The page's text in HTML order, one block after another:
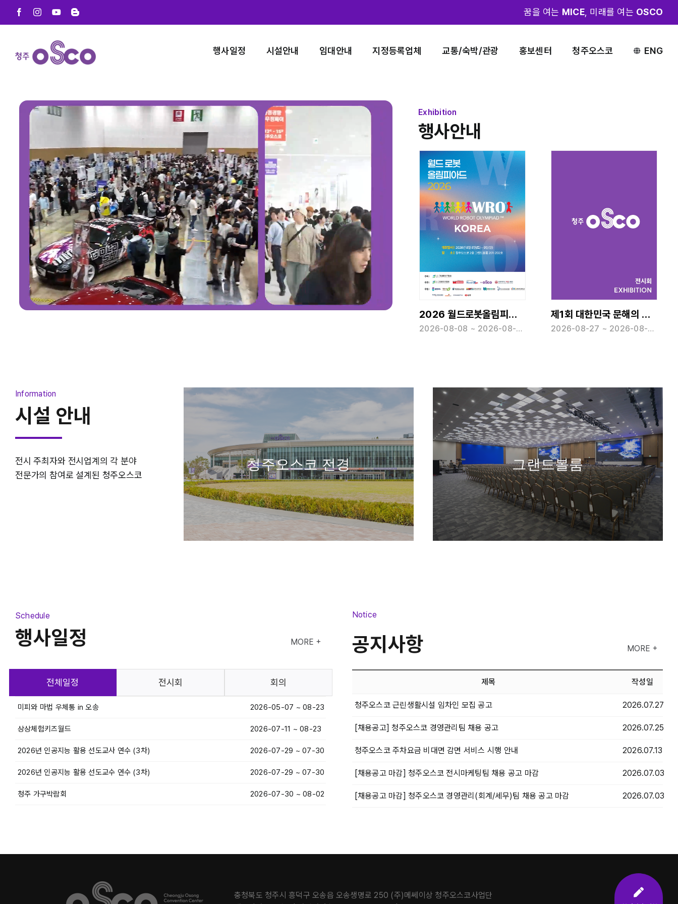
FacebookInstagramYouTubeBlogger 꿈을 여는 MICE, 미래를 여는 OSCO
행사일정 시설안내 임대안내 지정등록업체 교통/숙박/관광 홍보센터 청주오스코 ENG
Exhibition
행사안내
2026 청주펫친소 WRO KOREA 2026(월드로봇올림피아드 한국대회) 2026 월드로봇올림피아드 한국대회 2026 규제자유특구 주간
2026-08-31 ~ 2026-09-01
Information
시설 안내
전시 주최자와 전시업계의 각 분야
전문가의 참여로 설계된 청주오스코
전시장 청주오스코 전경
중회의실 소회의실 그랜드볼룸
Schedule
행사일정 MORE +
전체일정 전시회 회의
미피와 마법 우체통 in 오송 2026-05-07 ~ 08-23
상상체험키즈월드 2026-07-11 ~ 08-23
2026년 인공지능 활용 선도교사 연수 (3차) 2026-07-29 ~ 07-30
2026년 인공지능 활용 선도교수 연수 (3차) 2026-07-29 ~ 07-30
청주 가구박람회 2026-07-30 ~ 08-02
Notice
공지사항 MORE +
제목 작성일
청주오스코 근린생활시설 임차인 모집 공고 2026.07.27
[채용공고] 청주오스코 경영관리팀 채용 공고 2026.07.25
청주오스코 주차요금 비대면 감면 서비스 시행 안내 2026.07.13
[채용공고 마감] 청주오스코 전시마케팅팀 채용 공고 마감 2026.07.03
[채용공고 마감] 청주오스코 경영관리(회계/세무)팀 채용 공고 마감 2026.07.03
충청북도 청주시 흥덕구 오송읍 오송생명로 250 (주)메쎄이상 청주오스코사업단